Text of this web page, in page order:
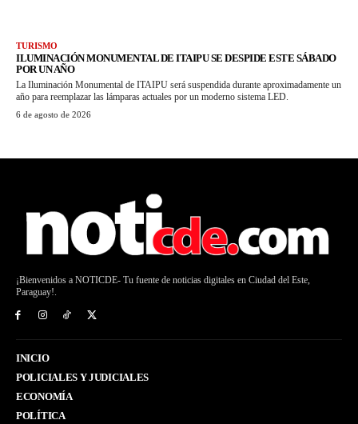
TURISMO
ILUMINACIÓN MONUMENTAL DE ITAIPU SE DESPIDE ESTE SÁBADO
POR UN AÑO
La Iluminación Monumental de ITAIPU será suspendida durante aproximadamente un
año para reemplazar las lámparas actuales por un moderno sistema LED.
6 de agosto de 2026
¡Bienvenidos a NOTICDE- Tu fuente de noticias digitales en Ciudad del Este,
Paraguay!.
INICIO
POLICIALES Y JUDICIALES
ECONOMÍA
POLÍTICA